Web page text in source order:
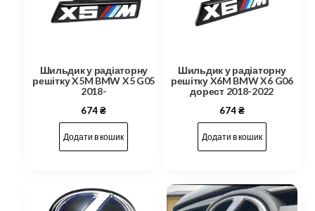
Шильдик у радіаторну
решітку X5M BMW X5 G05
2018-
674₴
Додати в кошик
Шильдик у радіаторну
решітку X6M BMW X6 G06
дорест 2018-2022
674₴
Додати в кошик